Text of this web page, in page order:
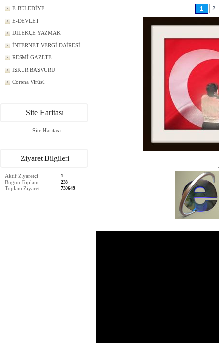
E-BELEDİYE
E-DEVLET
DİLEKÇE YAZMAK
İNTERNET VERGİ DAİRESİ
RESMİ GAZETE
İŞKUR BAŞVURU
Corona Virüsü
Site Haritası
Site Haritası
Ziyaret Bilgileri
Aktif Ziyaretçi 1
Bugün Toplam 233
Toplam Ziyaret 739649
1 2